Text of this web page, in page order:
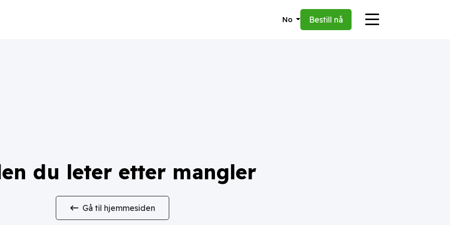
No Bestill nå
du leter etter mangler
Gå til hjemmesiden